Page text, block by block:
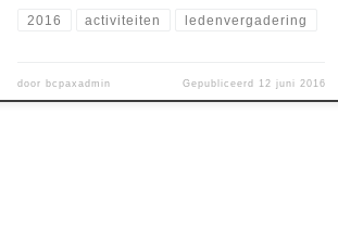
2016 activiteiten ledenvergadering
door bcpaxadmin Gepubliceerd 12 juni 2016